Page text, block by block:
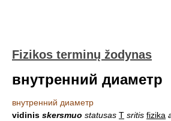
Fizikos terminų žodynas
внутренний диаметр
внутренний диаметр
vidinis skersmuo statusas T sritis fizika